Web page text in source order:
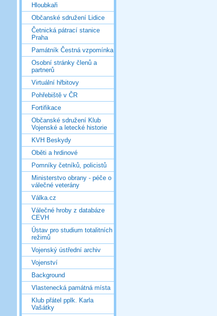
Hloubkaři
Občanské sdružení Lidice
Četnická pátrací stanice
Praha
Památník Čestná vzpomínka
Osobní stránky členů a
partnerů
Virtuální hřbitovy
Pohřebiště v ČR
Fortifikace
Občanské sdružení Klub
Vojenské a letecké historie
KVH Beskydy
Oběti a hrdinové
Pomníky četníků, policistů
Ministerstvo obrany - péče o
válečné veterány
Válka.cz
Válečné hroby z databáze
CEVH
Ústav pro studium totalitních
režimů
Vojenský ústřední archiv
Vojenství
Background
Vlastenecká památná místa
Klub přátel pplk. Karla
Vašátky